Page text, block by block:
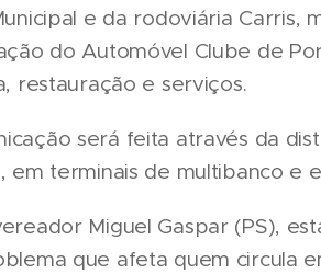
e da rodoviária Carris,
do Automóvel Clube de
restauração e serviços.
será feita através da
em terminais de multibanco e
Miguel Gaspar (PS),
que afeta quem circula